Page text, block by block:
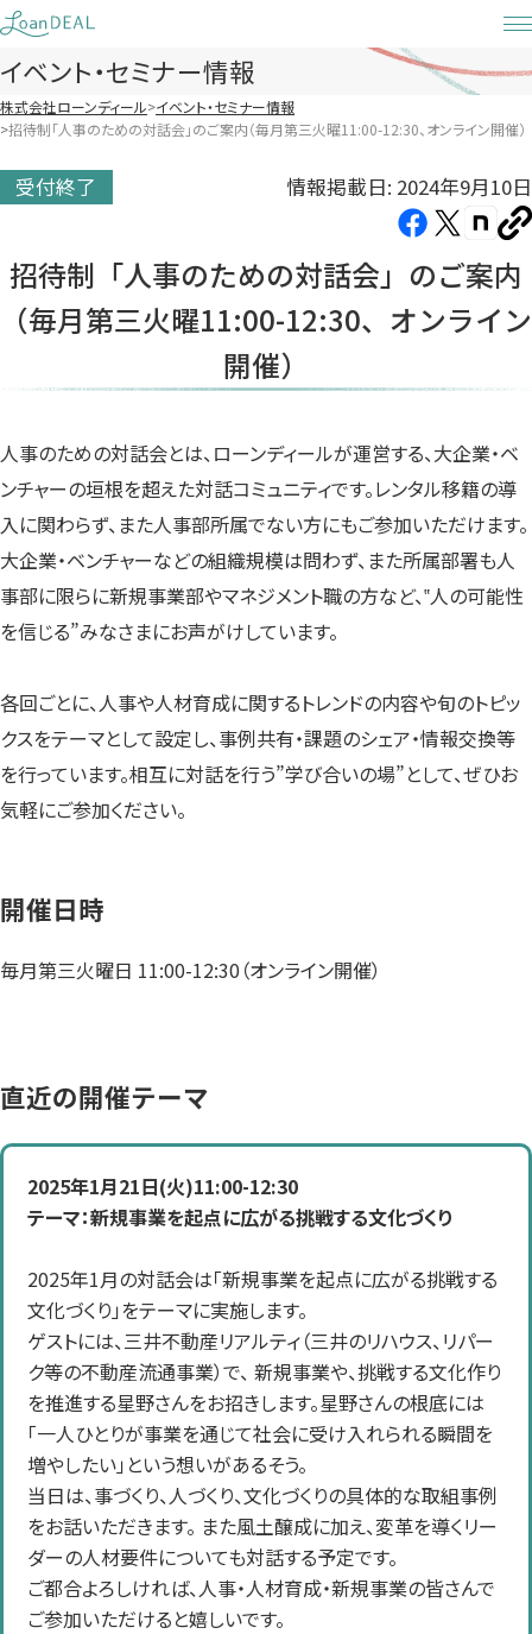
Skip
to
content
イベント・セミナー情報
株式会社ローンディール イベント・セミナー情報
招待制「人事のための対話会」のご案内（毎月第三火曜11:00-12:30、オンライン開催）
受付終了
情報掲載日: 2024年9月10日
Facebook（新
い
タ
ま
す）
X（新
い
タ
ま
す）
note（新
い
タ
ま
す）
コ
ピ
ー
招待制「人事のための対話会」のご案内
（毎月第三火曜11:00-12:30、オンライン
開催）
人事のための対話会とは、ローンディールが運営する、大企業・ベ
ンチャーの垣根を超えた対話コミュニティです。レンタル移籍の導
入に関わらず、また人事部所属でない方にもご参加いただけます。
大企業・ベンチャーなどの組織規模は問わず、また所属部署も人
事部に限らに新規事業部やマネジメント職の方など、‟人の可能性
を信じる”みなさまにお声がけしています。
各回ごとに、人事や人材育成に関するトレンドの内容や旬のトピッ
クスをテーマとして設定し、事例共有・課題のシェア・情報交換等
を行っています。相互に対話を行う”学び合いの場”として、ぜひお
気軽にご参加ください。
開催日時
毎月第三火曜日 11:00-12:30（オンライン開催）
直近の開催テーマ
2025年1月21日(火)11:00-12:30
テーマ：新規事業を起点に広がる挑戦する文化づくり
2025年1月の対話会は「新規事業を起点に広がる挑戦する
文化づくり」をテーマに実施します。
ゲストには、三井不動産リアルティ（三井のリハウス、リパー
ク等の不動産流通事業）で、 新規事業や、挑戦する文化作り
を推進する星野さんをお招きします。星野さんの根底には
「一人ひとりが事業を通じて社会に受け入れられる瞬間を
増やしたい」という想いがあるそう。
当日は、事づくり、人づくり、文化づくりの具体的な取組事例
をお話いただきます。 また風土醸成に加え、変革を導くリー
ダーの人材要件についても対話する予定です。
ご都合よろしければ、人事・人材育成・新規事業の皆さんで
ご参加いただけると嬉しいです。